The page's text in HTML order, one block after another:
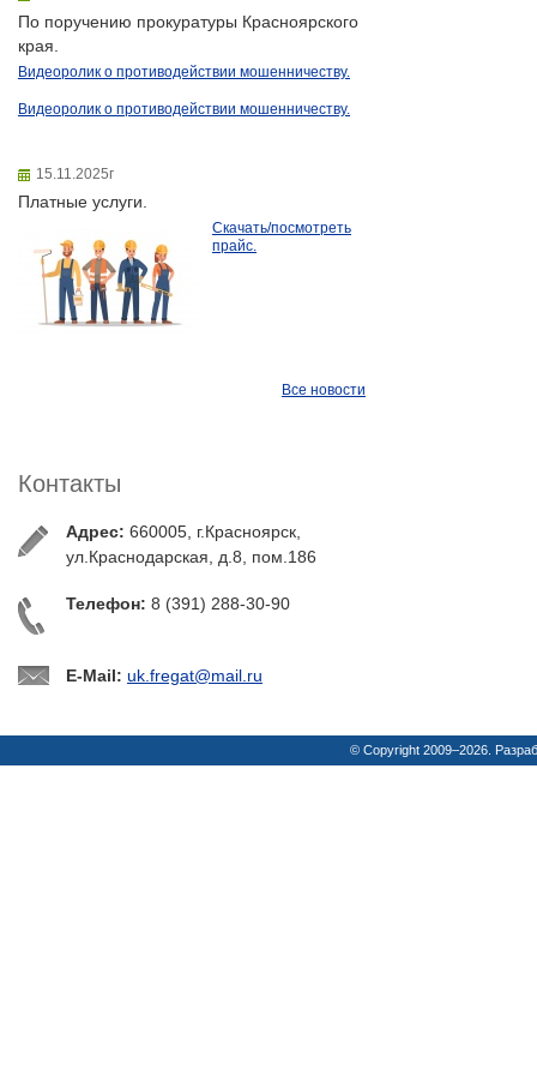
По поручению прокуратуры Красноярского
края.
Видеоролик о противодействии мошенничеству.
Видеоролик о противодействии мошенничеству.
15.11.2025г
Платные услуги.
Скачать/посмотреть
прайс.
Все новости
Контакты
Адрес: 660005, г.Красноярск,
ул.Краснодарская, д.8, пом.186
Телефон: 8 (391) 288-30-90
E-Mail: uk.fregat@mail.ru
© Copyright 2009–2026.